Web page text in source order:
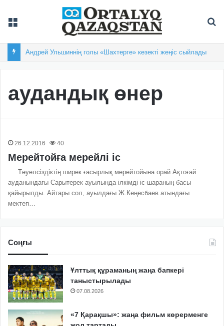
Андрей Ульшиннің голы «Шахтерге» кезекті жеңіс сыйлады
аудандық өнер
26.12.2016 40
Мерейтойға мерейлі іс
Тәуелсіздіктің ширек ғасырлық мерейтойына орай Ақтоғай
ауданындағы Сарытерек ауылында ілкімді іс-шараның басы
қайырылды. Айтары сол, ауылдағы Ж.Кеңесбаев атындағы
мектеп…
Соңғы
Ұлттық құраманың жаңа бапкері
таныстырылады
07.08.2026
«7 Қарақшы»: жаңа фильм көрерменге